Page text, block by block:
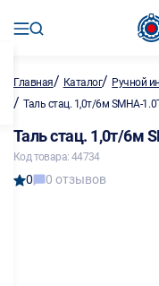
Главная/ Каталог/ Ручной
/ Таль стац. 1,0т/6м SMHA-
Таль стац. 1,0т/6м
Код товара: 44734
0 0 отзывов